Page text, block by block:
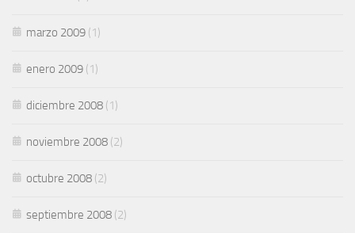
marzo 2009 (1)
enero 2009 (1)
diciembre 2008 (1)
noviembre 2008 (2)
octubre 2008 (2)
septiembre 2008 (2)